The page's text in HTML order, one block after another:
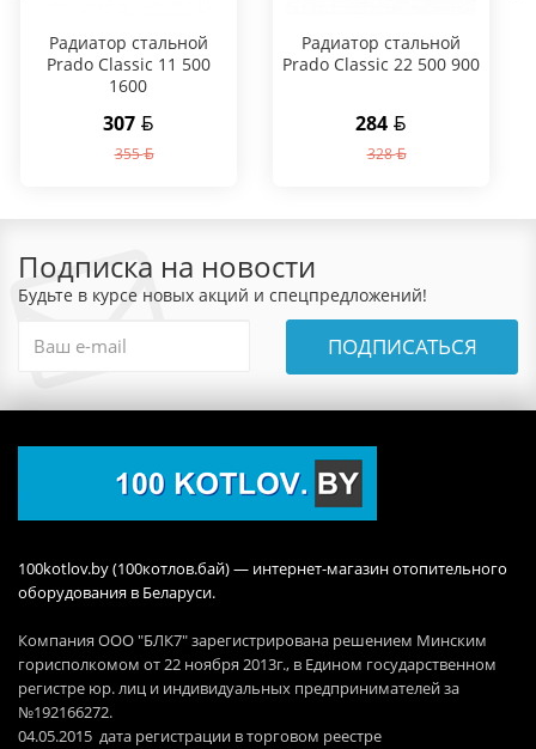
Радиатор стальной
Prado Classic 11 500
1600
307
355
Радиатор стальной
Prado Classic 22 500 900
284
328
Подписка на новости
Будьте в курсе новых акций и спецпредложений!
ПОДПИСАТЬСЯ
100kotlov.by (100котлов.бай) — интернет-магазин отопительного
оборудования в Беларуси.
Компания ООО "БЛК7" зарегистрирована решением Минским
горисполкомом от 22 ноября 2013г., в Едином государственном
регистре юр. лиц и индивидуальных предпринимателей за
№192166272.
04.05.2015 дата регистрации в торговом реестре